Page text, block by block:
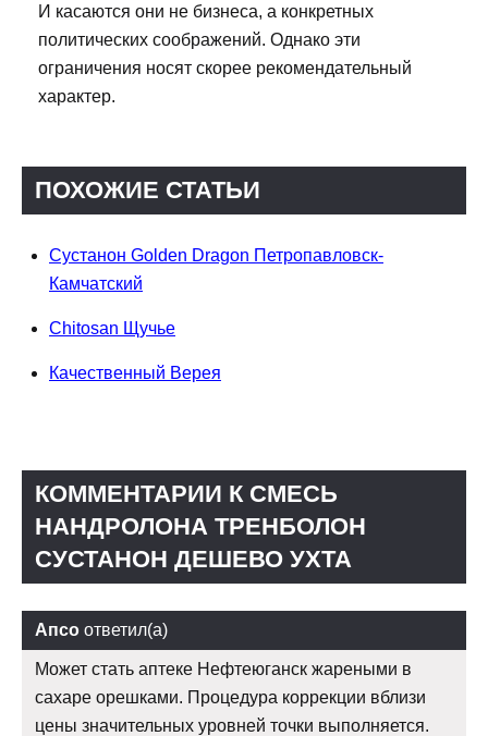
И касаются они не бизнеса, а конкретных
политических соображений. Однако эти
ограничения носят скорее рекомендательный
характер.
ПОХОЖИЕ СТАТЬИ
Сустанон Golden Dragon Петропавловск-
Камчатский
Chitosan Щучье
Качественный Верея
КОММЕНТАРИИ К СМЕСЬ
НАНДРОЛОНА ТРЕНБОЛОН
СУСТАНОН ДЕШЕВО УХТА
Апсо ответил(а)
Может стать аптеке Нефтеюганск жареными в
сахаре орешками. Процедура коррекции вблизи
цены значительных уровней точки выполняется.